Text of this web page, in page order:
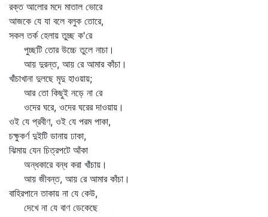
রক্ত আলোর মদে মাতাল ভোরে
আজকে যে যা বলে বলুক তোরে,
সকল তর্ক হেলায় তুচ্ছ ক'রে
পুচ্ছটি তোর উচ্চে তুলে নাচা।
আয় দুরন্ত, আয় রে আমার কাঁচা।
খাঁচাখানা দুলছে মৃদু হাওয়ায়;
আর তো কিছুই নড়ে না রে
ওদের ঘরে, ওদের ঘরের দাওয়ায়।
ওই যে প্রবীণ, ওই যে পরম পাকা,
চক্ষুকর্ণ দুইটি ডানায় ঢাকা,
ঝিমায় যেন চিত্রপটে আঁকা
অন্ধকারে বন্ধ করা খাঁচায়।
আয় জীবন্ত, আয় রে আমার কাঁচা।
বাহিরপানে তাকায় না যে কেউ,
দেখে না যে বাণ ডেকেছে